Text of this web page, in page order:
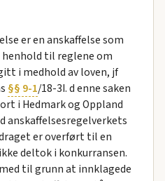
er en anskaffelse som
til reglene om
i medhold av loven, jf
§§ 9-1/18-3I. d enne saken
i Hedmark og Oppland
anskaffelsesregelverkets
er overført til en
deltok i konkurransen.
til grunn at innklagede